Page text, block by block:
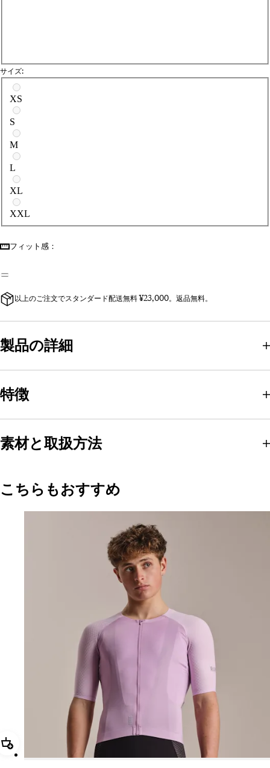
サイズ:
サイズを選択
XS
S
M
L
XL
XXL
フィット感：
以上のご注文でスタンダード配送無料 ¥23,000。返品無料。
製品の詳細
特徴
素材と取扱方法
こちらもおすすめ
追加 メンズ プロチーム エアロ ジャージ IV